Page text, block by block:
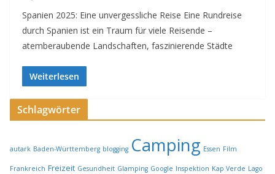
Spanien 2025: Eine unvergessliche Reise Eine Rundreise
durch Spanien ist ein Traum für viele Reisende –
atemberaubende Landschaften, faszinierende Städte
Weiterlesen
Schlagwörter
autark Baden-Württemberg blogging Camping Essen Film
Frankreich Freizeit Gesundheit Glamping Google Inspektion Kap Verde Lago